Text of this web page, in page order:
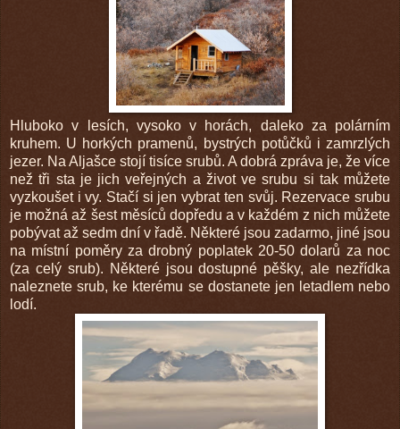
Hluboko v lesích, vysoko v horách, daleko za polárním
kruhem. U horkých pramenů, bystrých potůčků i zamrzlých
jezer. Na Aljašce stojí tisíce srubů. A dobrá zpráva je, že více
než tři sta je jich veřejných a život ve srubu si tak můžete
vyzkoušet i vy. Stačí si jen vybrat ten svůj. Rezervace srubu
je možná až šest měsíců dopředu a v každém z nich můžete
pobývat až sedm dní v řadě. Některé jsou zadarmo, jiné jsou
na místní poměry za drobný poplatek 20-50 dolarů za noc
(za celý srub). Některé jsou dostupné pěšky, ale nezřídka
naleznete srub, ke kterému se dostanete jen letadlem nebo
lodí.